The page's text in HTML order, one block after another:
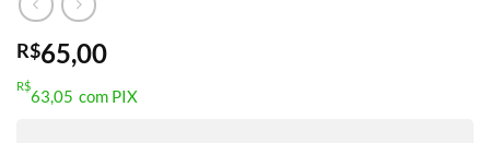
R$65,00
R$
63,05 com PIX